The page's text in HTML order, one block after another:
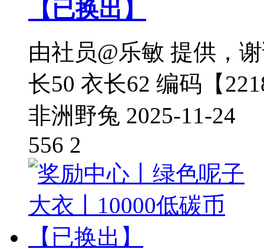
【已换出】
由社员@乐敏 提供，
长50 衣长62 编码【
非洲野兔 2025-11-24
556 2